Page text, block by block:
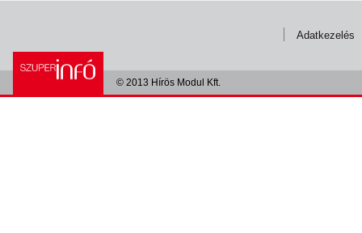
Adatkezelés
© 2013 Hírös Modul Kft.